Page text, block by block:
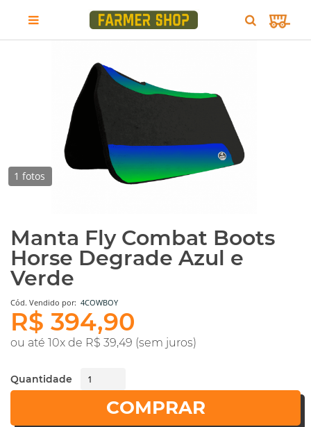
1 fotos
Manta Fly Combat Boots
Horse Degrade Azul e
Verde
Cód. Vendido por: 4COWBOY
R$ 394,90
ou até 10x de R$ 39,49 (sem juros)
Quantidade
COMPRAR